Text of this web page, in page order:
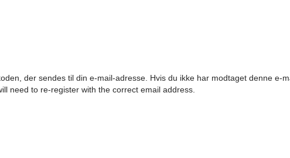
der sendes til din e-mail-adresse. Hvis du ikke har modtaget denne e-
need to re-register with the correct email address.